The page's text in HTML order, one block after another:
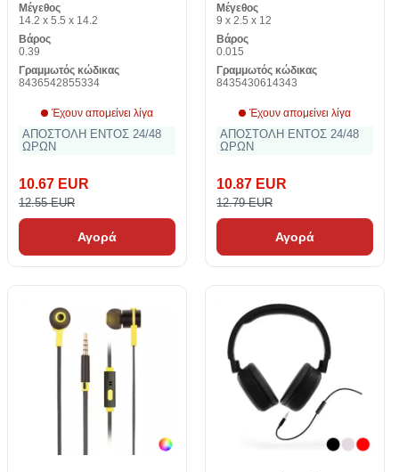
Μέγεθος
14.2 x 5.5 x 14.2
Βάρος
0.39
Γραμμωτός κώδικας
8436542855334
Έχουν απομείνει λίγα
ΑΠΟΣΤΟΛΗ ΕΝΤΟΣ 24/48
ΩΡΩΝ
10.67 EUR
12.55 EUR
Αγορά
Μέγεθος
9 x 2.5 x 12
Βάρος
0.015
Γραμμωτός κώδικας
8435430614343
Έχουν απομείνει λίγα
ΑΠΟΣΤΟΛΗ ΕΝΤΟΣ 24/48
ΩΡΩΝ
10.87 EUR
12.79 EUR
Αγορά